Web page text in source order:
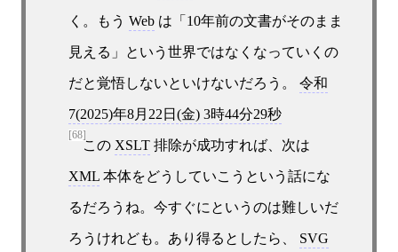
く。もう Webは「10年前の文書がそのまま
見える」という世界ではなくなっていくの
だと覚悟しないといけないだろう。 令和
7(2025)年8月22日(金) 3時44分29秒
[68]
この XSLT排除が成功すれば、次は
XML本体をどうしていこうという話にな
るだろうね。今すぐにというのは難しいだ
ろうけれども。あり得るとしたら、 SVG